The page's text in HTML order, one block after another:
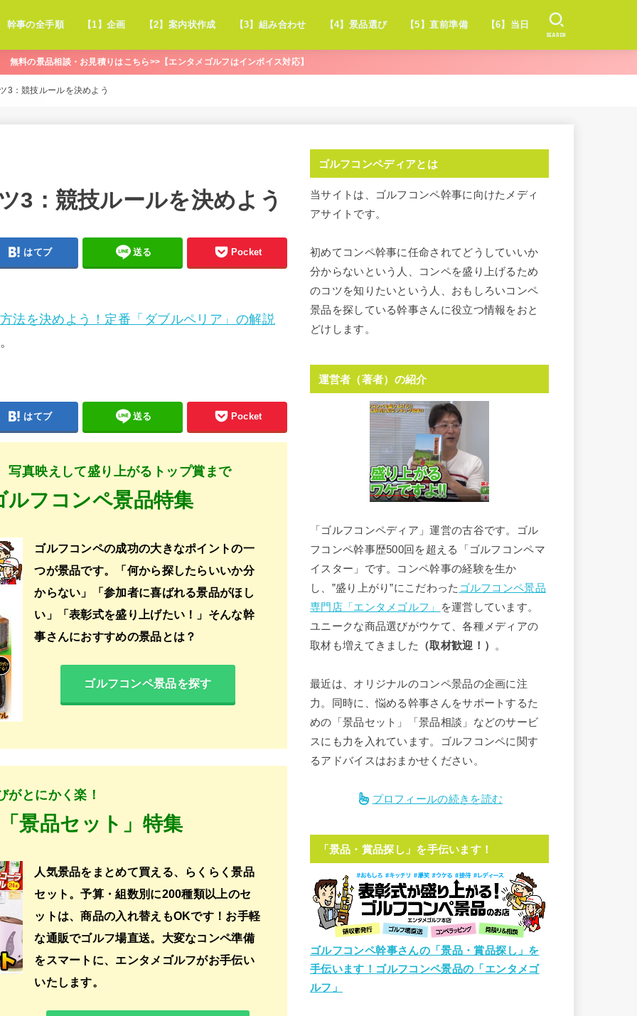
幹事の全手順 【1】企画 【2】案内状作成 【3】組み合わせ 【4】景品選び 【5】直前準備 【6】当日
SEARCH
無料の景品相談・お見積りはこちら>>【エンタメゴルフはインボイス対応】
3：競技ルールを決めよう
3：競技ルールを決めよう
はてブ 送る Pocket
法を決めよう！定番「ダブルペリア」の解説
はてブ 送る Pocket
写真映えして盛り上がるトップ賞まで
ルフコンペ景品特集
ゴルフコンペの成功の大きなポイントの一
つが景品です。「何から探したらいいか分
からない」「参加者に喜ばれる景品がほし
い」「表彰式を盛り上げたい！」そんな幹
事さんにおすすめの景品とは？
ゴルフコンペ景品を探す
がとにかく楽！
景品セット」特集
人気景品をまとめて買える、らくらく景品
セット。予算・組数別に200種類以上のセ
ットは、商品の入れ替えもOKです！お手軽
な通販でゴルフ場直送。大変なコンペ準備
をスマートに、エンタメゴルフがお手伝い
いたします。
ゴルフコンペディアとは
当サイトは、ゴルフコンペ幹事に向けたメディ
アサイトです。
初めてコンペ幹事に任命されてどうしていいか
分からないという人、コンペを盛り上げるため
のコツを知りたいという人、おもしろいコンペ
景品を探している幹事さんに役立つ情報をおと
どけします。
運営者（著者）の紹介
「ゴルフコンペディア」運営の古谷です。ゴル
フコンペ幹事歴500回を超える「ゴルフコンペマ
イスター」です。コンペ幹事の経験を生か
し、”盛り上がり”にこだわった ゴルフコンペ景品
専門店「エンタメゴルフ」
を運営しています。
ユニークな商品選びがウケて、各種メディアの
取材も増えてきました
（取材歓迎！） 。
最近は、オリジナルのコンペ景品の企画に注
力。同時に、悩める幹事さんをサポートするた
めの「景品セット」「景品相談」などのサービ
スにも力を入れています。ゴルフコンペに関す
るアドバイスはおまかせください。
プロフィールの続きを読む
「景品・賞品探し」を手伝います！
ゴルフコンペ幹事さんの「景品・賞品探し」を
手伝います！ゴルフコンペ景品の「エンタメゴ
ルフ」